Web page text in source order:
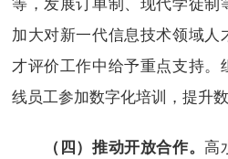
加大对新一代信息技术领域人
才评价工作中给予重点支持
线员工参加数字化培训，提升数
（四）推动开放合作。高